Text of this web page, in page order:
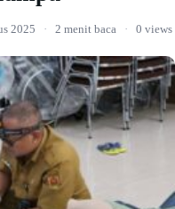
2025 · 2 menit baca · 0 views